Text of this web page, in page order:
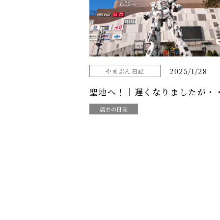
やまぶん日記 2025/1/28
聖地へ！｜遅くなりましたが・
店主の日記